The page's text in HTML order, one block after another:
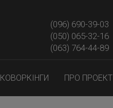
(096) 690-39-03
(050) 065-32-16
(063) 764-44-89‎‎
КОВОРКІНГИ ПРО ПРОЕКТ